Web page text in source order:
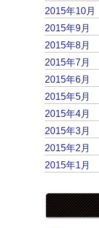
2015年10月
2015年9月
2015年8月
2015年7月
2015年6月
2015年5月
2015年4月
2015年3月
2015年2月
2015年1月